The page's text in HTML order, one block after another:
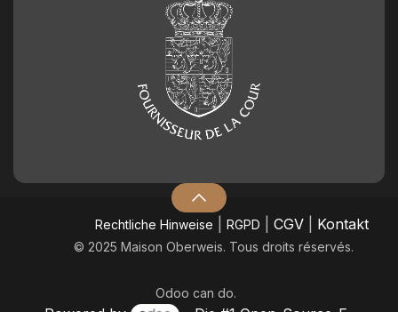
​Rechtliche Hinweise RGPD CGV| Kontakt
© 2025 Maison Oberweis. Tous droits réservés.
Odoo can do.